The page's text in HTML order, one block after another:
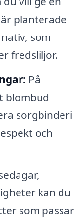
planterade
som
fredsliljor.
På
blombud
sorgbinderi
och
kan du
som passar